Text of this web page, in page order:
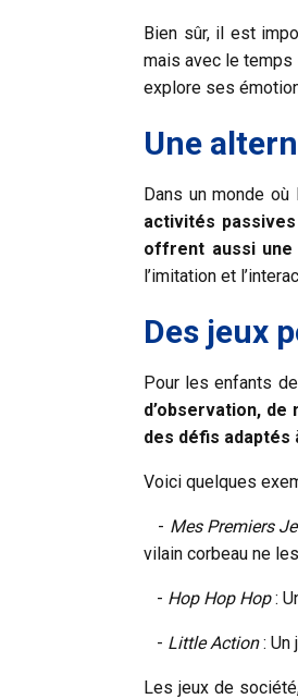
Bien sûr, il est
mais avec le temps
explore ses
Une
Dans un monde
activités
offrent aussi une
l’imitation et
Des jeux
Pour les enfants
d’observation,
des défis adaptés
Voici quelques
- Mes Premiers
vilain corbeau ne
- Hop Hop Hop:
- Little Action: Un
Les jeux de